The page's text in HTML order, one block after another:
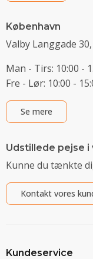
København
Valby Langgade
Man - Tirs: 10:00 -
Fre - Lør: 10:00 -
Se mere
Udstillede pejse
Kunne du tænkte
Kontakt vores
Kundeservice